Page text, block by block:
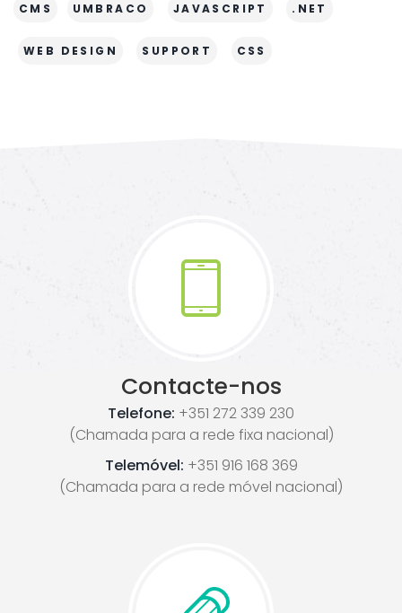
CMS UMBRACO JAVASCRIPT .NET
WEB DESIGN SUPPORT CSS
Contacte-nos
Telefone: +351 272 339 230
(Chamada para a rede fixa nacional)
Telemóvel: +351 916 168 369
(Chamada para a rede móvel nacional)